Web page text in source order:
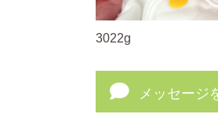
3022g
メッセージ